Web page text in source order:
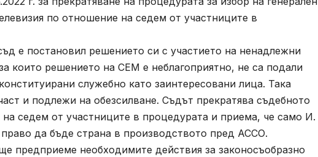
по отношение на седем от участниците в
е постановил решението си с участието на ненадлежни
които решението на СЕМ е неблагоприятно, не са подали
служебно като заинтересовани лица. Така
и подлежи на обезсилване. Съдът прекратява съдебното
седем от участниците в процедурата и приема, че само И.
да бъде страна в производството пред АССО.
предприеме необходимите действия за законосъобразно